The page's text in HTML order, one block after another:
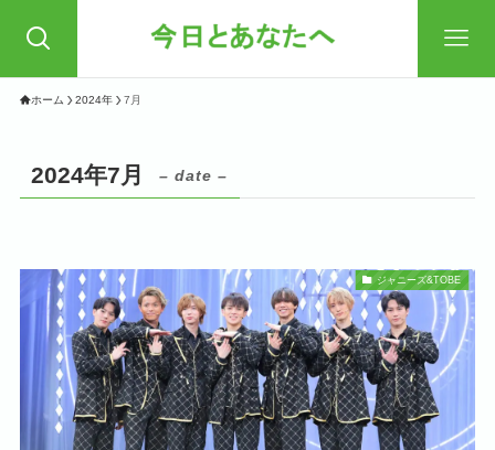
ホーム 2024年 7月
2024年7月 – date –
ジャニーズ&TOBE